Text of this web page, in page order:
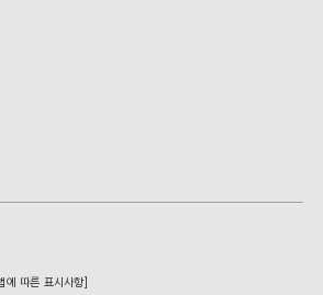
에 따른 표시사항]